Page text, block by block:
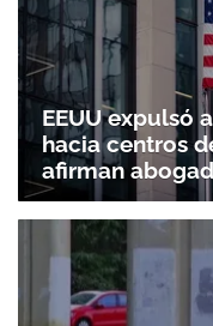
EEUU expulsó
hacia centros
afirman